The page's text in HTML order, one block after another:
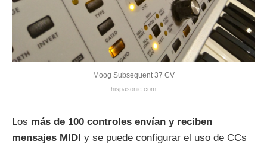
Moog Subsequent 37 CV
hispasonic.com
Los más de 100 controles envían y reciben
mensajes MIDI y se puede configurar el uso de CCs